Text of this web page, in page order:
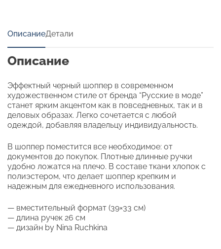
ОписаниеДетали
Описание
Эффектный черный шоппер в современном
художественном стиле от бренда “Русские в моде”
станет ярким акцентом как в повседневных, так и в
деловых образах. Легко сочетается с любой
одеждой, добавляя владельцу индивидуальность.
В шоппер поместится все необходимое: от
документов до покупок. Плотные длинные ручки
удобно ложатся на плечо. В составе ткани хлопок с
полиэстером, что делает шоппер крепким и
надежным для ежедневного использования.
— вместительный формат (39×33 см)
— длина ручек 26 см
— дизайн by Nina Ruchkina